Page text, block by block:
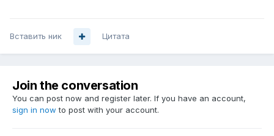
Вставить ник Цитата
Join the conversation
You can post now and register later. If you have an account,
sign in now to post with your account.